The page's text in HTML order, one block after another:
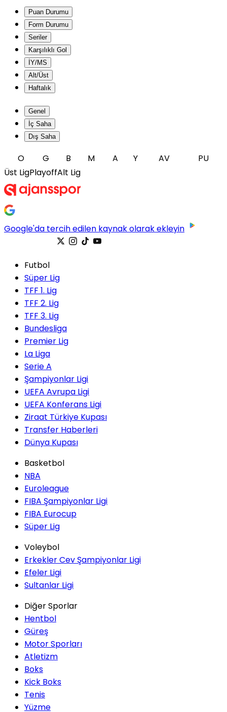
Puan Durumu
Form Durumu
Seriler
Karşılıklı Gol
İY/MS
Alt/Üst
Haftalık
Genel
İç Saha
Dış Saha
O G B M A Y AV
PU
Üst LigPlayoffAlt Lig
Google'da tercih edilen kaynak olarak ekleyin
Futbol
Süper Lig
TFF 1. Lig
TFF 2. Lig
TFF 3. Lig
Bundesliga
Premier Lig
La Liga
Serie A
Şampiyonlar Ligi
UEFA Avrupa Ligi
UEFA Konferans Ligi
Ziraat Türkiye Kupası
Transfer Haberleri
Dünya Kupası
Basketbol
NBA
Euroleague
FIBA Şampiyonlar Ligi
FIBA Eurocup
Süper Lig
Voleybol
Erkekler Cev Şampiyonlar Ligi
Efeler Ligi
Sultanlar Ligi
Diğer Sporlar
Hentbol
Güreş
Motor Sporları
Atletizm
Boks
Kick Boks
Tenis
Yüzme